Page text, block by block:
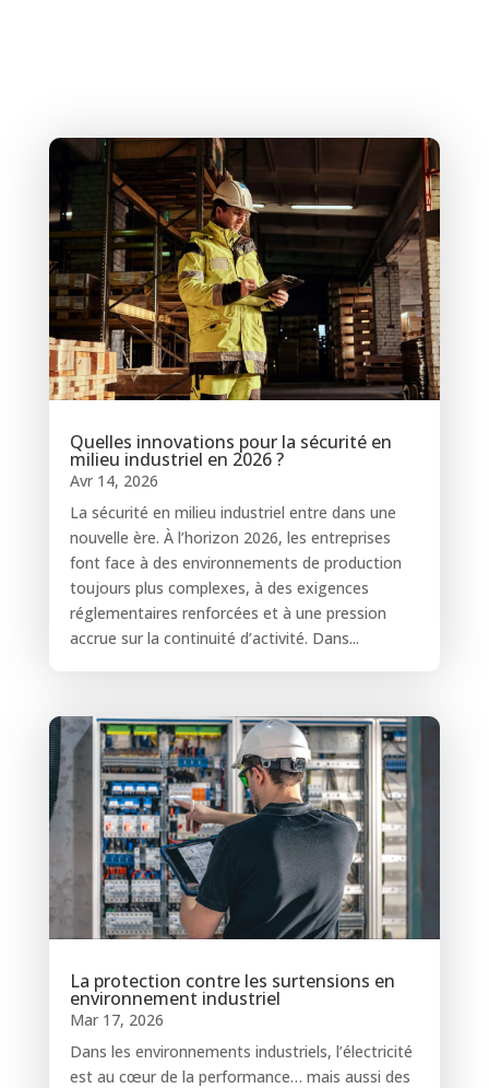
Quelles innovations pour la sécurité en
milieu industriel en 2026 ?
Avr 14, 2026
La sécurité en milieu industriel entre dans une
nouvelle ère. À l’horizon 2026, les entreprises
font face à des environnements de production
toujours plus complexes, à des exigences
réglementaires renforcées et à une pression
accrue sur la continuité d’activité. Dans...
La protection contre les surtensions en
environnement industriel
Mar 17, 2026
Dans les environnements industriels, l’électricité
est au cœur de la performance… mais aussi des